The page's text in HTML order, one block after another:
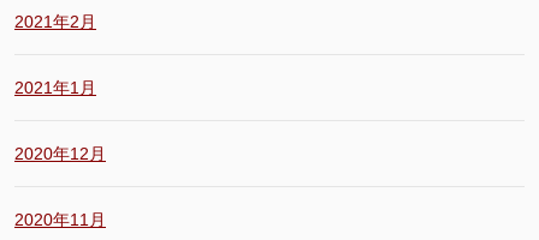
2021年2月
2021年1月
2020年12月
2020年11月